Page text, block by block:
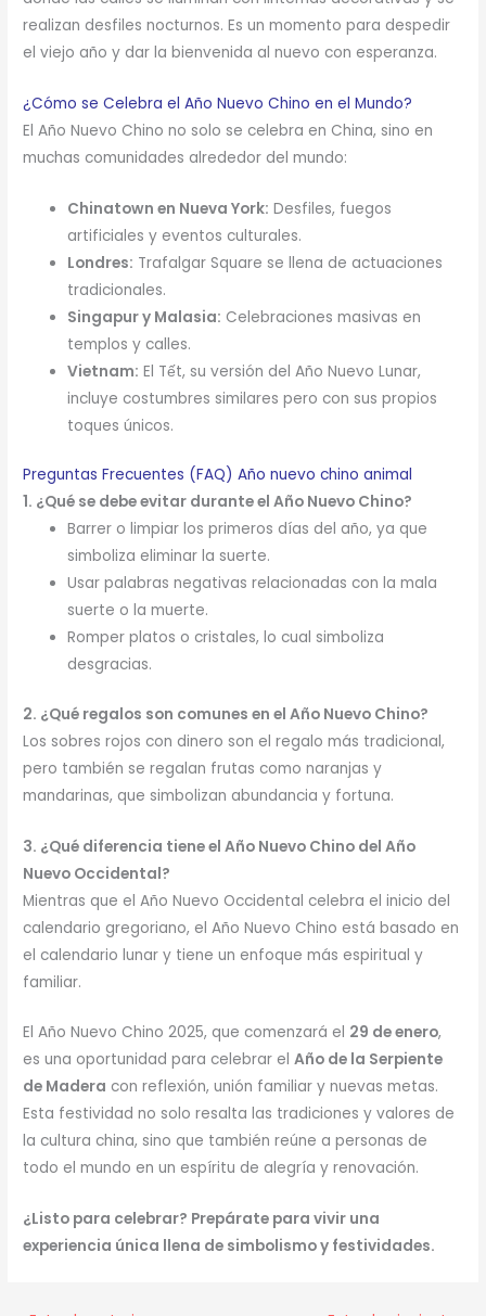
realizan desfiles nocturnos. Es un momento para despedir
el viejo año y dar la bienvenida al nuevo con esperanza.
¿Cómo se Celebra el Año Nuevo Chino en el Mundo?
El Año Nuevo Chino no solo se celebra en China, sino en
muchas comunidades alrededor del mundo:
Chinatown en Nueva York: Desfiles, fuegos
artificiales y eventos culturales.
Londres: Trafalgar Square se llena de actuaciones
tradicionales.
Singapur y Malasia: Celebraciones masivas en
templos y calles.
Vietnam: El Tết, su versión del Año Nuevo Lunar,
incluye costumbres similares pero con sus propios
toques únicos.
Preguntas Frecuentes (FAQ) Año nuevo chino animal
1. ¿Qué se debe evitar durante el Año Nuevo Chino?
Barrer o limpiar los primeros días del año, ya que
simboliza eliminar la suerte.
Usar palabras negativas relacionadas con la mala
suerte o la muerte.
Romper platos o cristales, lo cual simboliza
desgracias.
2. ¿Qué regalos son comunes en el Año Nuevo Chino?
Los sobres rojos con dinero son el regalo más tradicional,
pero también se regalan frutas como naranjas y
mandarinas, que simbolizan abundancia y fortuna.
3. ¿Qué diferencia tiene el Año Nuevo Chino del Año
Nuevo Occidental?
Mientras que el Año Nuevo Occidental celebra el inicio del
calendario gregoriano, el Año Nuevo Chino está basado en
el calendario lunar y tiene un enfoque más espiritual y
familiar.
El Año Nuevo Chino 2025, que comenzará el 29 de enero,
es una oportunidad para celebrar elAño de la Serpiente
de Madera con reflexión, unión familiar y nuevas metas.
Esta festividad no solo resalta las tradiciones y valores de
la cultura china, sino que también reúne a personas de
todo el mundo en un espíritu de alegría y renovación.
¿Listo para celebrar? Prepárate para vivir una
experiencia única llena de simbolismo y festividades.